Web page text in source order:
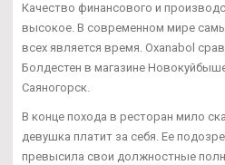
Качество финансового и
высокое. В современном мире
всех является время. Oxanabol
Болдестен в магазине
Саяногорск.
В конце похода в ресторан мило
девушка платит за себя. Ее
превысила свои должностные